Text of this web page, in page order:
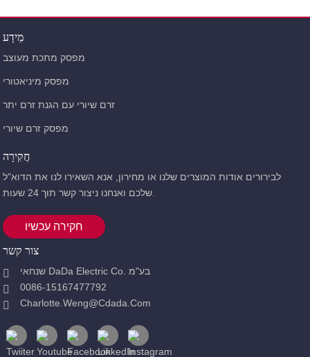
מֵידָע
מפסק מתכת מעוצב
מפסק מיניאטורי
זרם שיורי עם הגנת זרם יתר
מפסק זרם שיורי
חֲקִירָה
לבירורים אודות המוצרים שלנו או מחירון, אנא השאירו לנו את הדוא"ל
חקירה עכשיו
צור קשר
שנחאי DaDa Electric Co. בע"מ
0086-15167477792
Charlotte.weng@cdada.com